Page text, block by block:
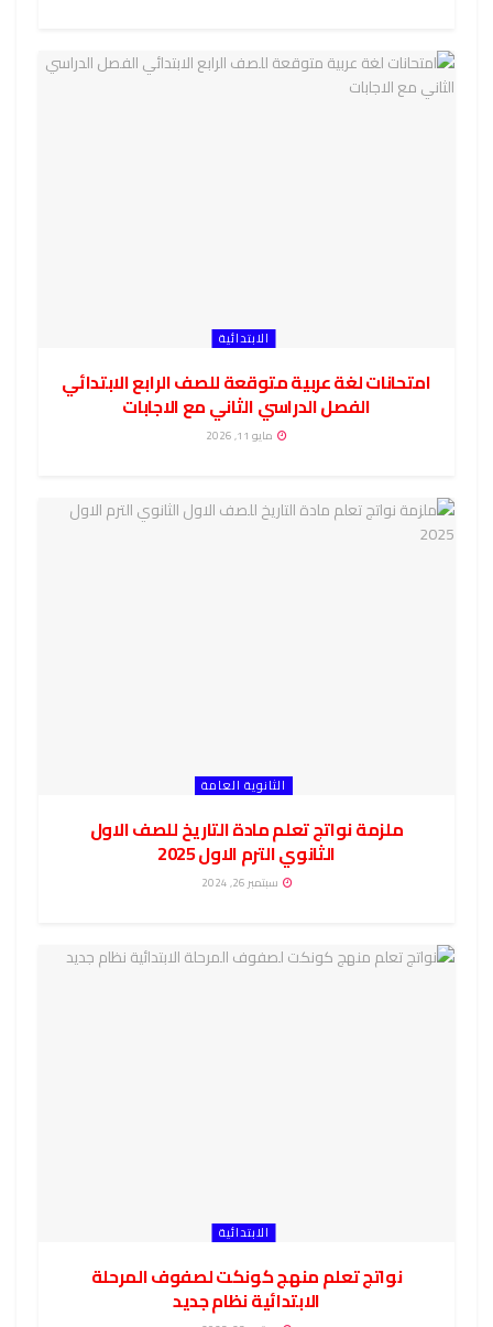
الابتدائية
امتحانات لغة عربية متوقعة للصف الرابع الابتدائي
الفصل الدراسي الثاني مع الاجابات
مايو 11, 2026
الثانوية العامة
ملزمة نواتج تعلم مادة التاريخ للصف الاول
الثانوي الترم الاول 2025
سبتمبر 26, 2024
الابتدائية
نواتج تعلم منهج كونكت لصفوف المرحلة
الابتدائية نظام جديد